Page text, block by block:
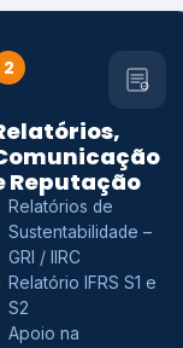
2
Reputação
Relatórios de
Sustentabilidade –
GRI / IIRC
Relatório IFRS S1 e
S2
Apoio na